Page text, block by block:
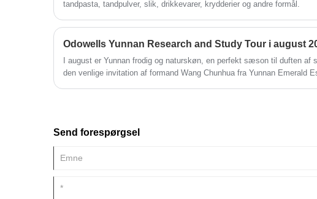
tandpasta, tandpulver, slik, drikkevarer, krydderier og andre formål.
Odowells Yunnan Research and Study Tour i august
I august er Yunnan frodig og naturskøn, en perfekt sæson til duften af
den venlige invitation af formand Wang Chunhua fra Yunnan Emerald
Send forespørgsel